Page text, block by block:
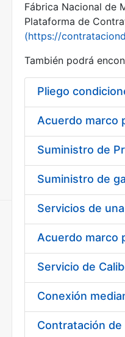
Mostrar/Ocultar
Mostrar/Ocultar
Mostrar/Ocultar
Fábrica Nacional de
Plataforma de
(https://
También podrá
Pliego
Acuerdo marco
Acuerdo marco